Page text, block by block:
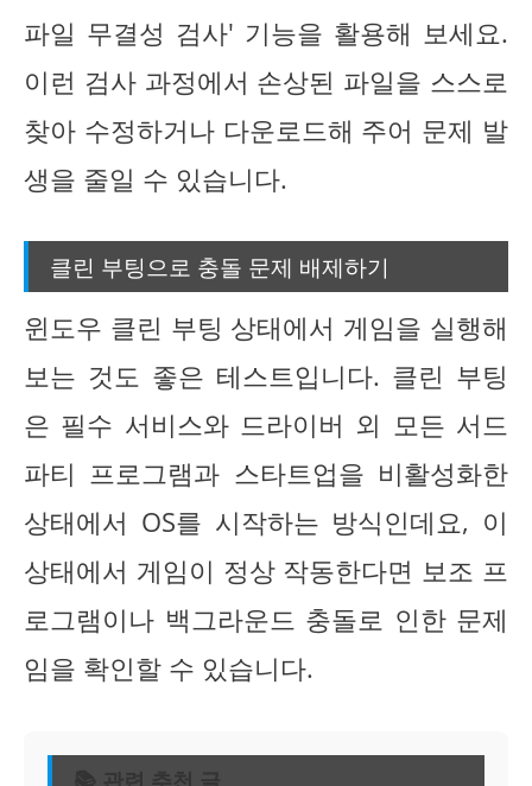
파일 무결성 검사' 기능을 활용해 보세요.
이런 검사 과정에서 손상된 파일을 스스로
찾아 수정하거나 다운로드해 주어 문제 발
생을 줄일 수 있습니다.
클린 부팅으로 충돌 문제 배제하기
윈도우 클린 부팅 상태에서 게임을 실행해
보는 것도 좋은 테스트입니다. 클린 부팅
은 필수 서비스와 드라이버 외 모든 서드
파티 프로그램과 스타트업을 비활성화한
상태에서 OS를 시작하는 방식인데요, 이
상태에서 게임이 정상 작동한다면 보조 프
로그램이나 백그라운드 충돌로 인한 문제
임을 확인할 수 있습니다.
📚 관련 추천 글